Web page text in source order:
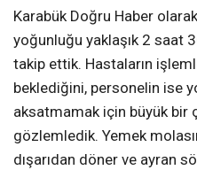
Karabük Doğru Haber
yoğunluğu yaklaşık 2 saat
takip ettik. Hastaların
beklediğini, personelin ise
aksatmamak için büyük bir
gözlemledik. Yemek
dışarıdan döner ve ayran